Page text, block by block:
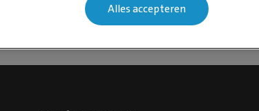
Alles accepteren